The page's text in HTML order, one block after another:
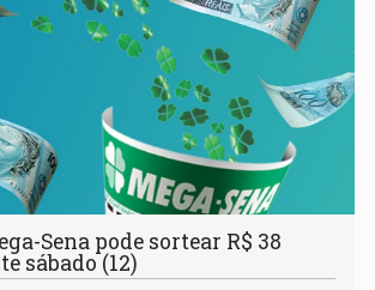
Sena pode sortear R$ 38
sábado (12)